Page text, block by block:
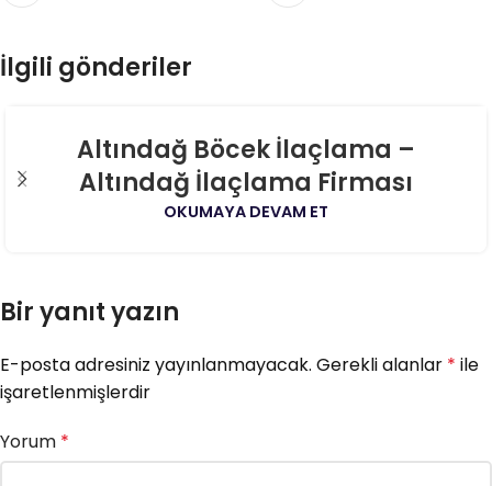
İlgili gönderiler
Altındağ Böcek İlaçlama –
Altındağ İlaçlama Firması
OKUMAYA DEVAM ET
Bir yanıt yazın
E-posta adresiniz yayınlanmayacak. Gerekli alanlar * ile
işaretlenmişlerdir
Yorum *